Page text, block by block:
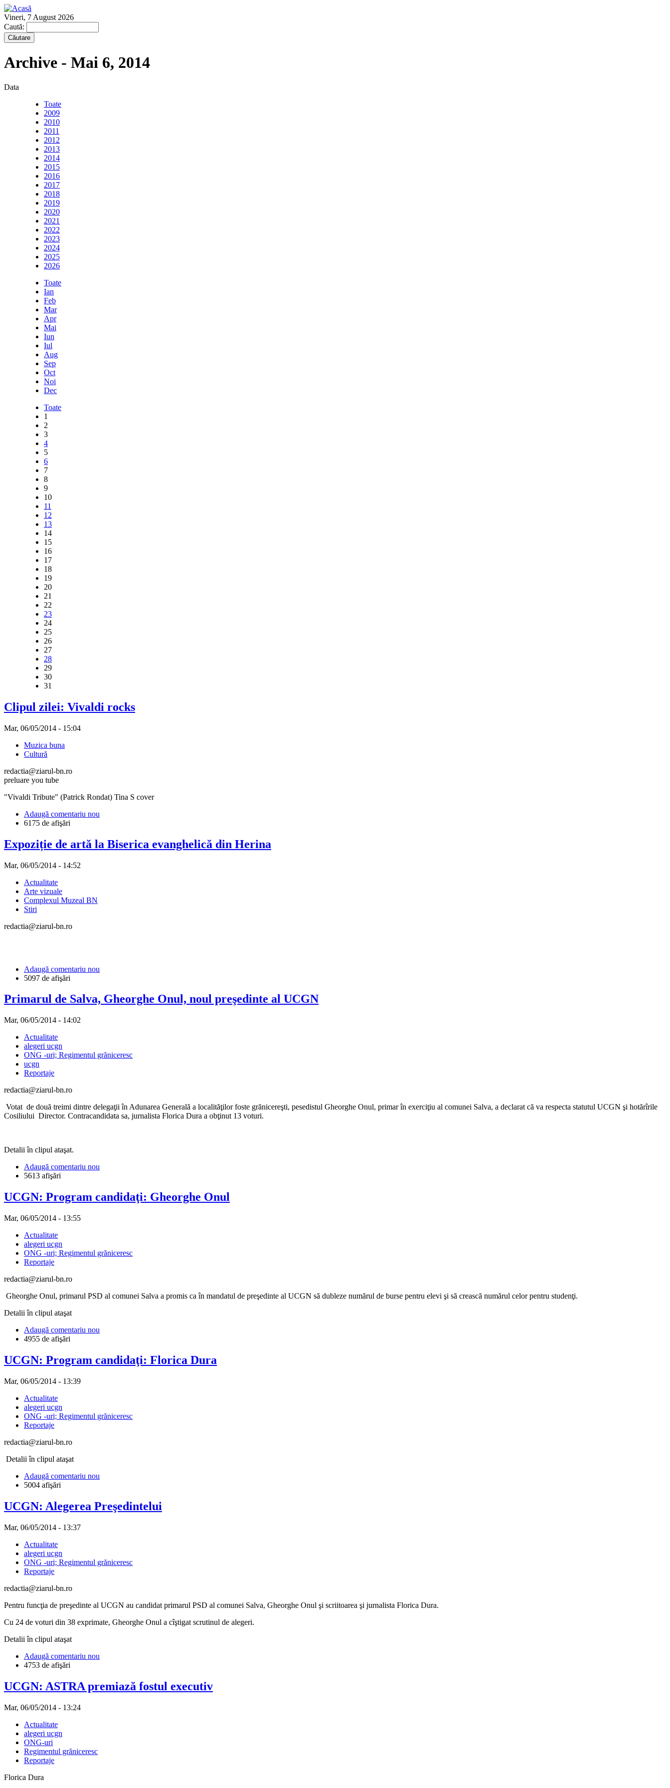
Vineri, 7 August 2026
Caută:
Archive - Mai 6, 2014
Data
Toate
2009
2010
2011
2012
2013
2014
2015
2016
2017
2018
2019
2020
2021
2022
2023
2024
2025
2026
Toate
Ian
Feb
Mar
Apr
Mai
Iun
Iul
Aug
Sep
Oct
Noi
Dec
Toate
1
2
3
4
5
6
7
8
9
10
11
12
13
14
15
16
17
18
19
20
21
22
23
24
25
26
27
28
29
30
31
Clipul zilei: Vivaldi rocks
Mar, 06/05/2014 - 15:04
Muzica buna
Cultură
redactia@ziarul-bn.ro
preluare you tube
"Vivaldi Tribute" (Patrick Rondat) Tina S cover
Adaugă comentariu nou
6175 de afişări
Expoziție de artă la Biserica evanghelică din Herina
Mar, 06/05/2014 - 14:52
Actualitate
Arte vizuale
Complexul Muzeal BN
Stiri
redactia@ziarul-bn.ro
Adaugă comentariu nou
5097 de afişări
Primarul de Salva, Gheorghe Onul, noul preşedinte al UCGN
Mar, 06/05/2014 - 14:02
Actualitate
alegeri ucgn
ONG -uri; Regimentul grăniceresc
ucgn
Reportaje
redactia@ziarul-bn.ro
Votat de două treimi dintre delegaţii în Adunarea Generală a localităţilor foste grănicereşti, pesedistul Gheorghe Onul, primar în exerciţiu al comunei Salva, a declarat că va respecta statutul UCGN şi hotărîrile
Cosiliului Director. Contracandidata sa, jurnalista Florica Dura a obţinut 13 voturi.
Detalii în clipul ataşat.
Adaugă comentariu nou
5613 afişări
UCGN: Program candidaţi: Gheorghe Onul
Mar, 06/05/2014 - 13:55
Actualitate
alegeri ucgn
ONG -uri; Regimentul grăniceresc
Reportaje
redactia@ziarul-bn.ro
Gheorghe Onul, primarul PSD al comunei Salva a promis ca în mandatul de preşedinte al UCGN să dubleze numărul de burse pentru elevi şi să crească numărul celor pentru studenţi.
Detalii în clipul ataşat
Adaugă comentariu nou
4955 de afişări
UCGN: Program candidaţi: Florica Dura
Mar, 06/05/2014 - 13:39
Actualitate
alegeri ucgn
ONG -uri; Regimentul grăniceresc
Reportaje
redactia@ziarul-bn.ro
Detalii în clipul ataşat
Adaugă comentariu nou
5004 afişări
UCGN: Alegerea Preşedintelui
Mar, 06/05/2014 - 13:37
Actualitate
alegeri ucgn
ONG -uri; Regimentul grăniceresc
Reportaje
redactia@ziarul-bn.ro
Pentru funcţia de preşedinte al UCGN au candidat primarul PSD al comunei Salva, Gheorghe Onul şi scriitoarea şi jurnalista Florica Dura.
Cu 24 de voturi din 38 exprimate, Gheorghe Onul a cîştigat scrutinul de alegeri.
Detalii în clipul ataşat
Adaugă comentariu nou
4753 de afişări
UCGN: ASTRA premiază fostul executiv
Mar, 06/05/2014 - 13:24
Actualitate
alegeri ucgn
ONG-uri
Regimentul grăniceresc
Reportaje
Florica Dura